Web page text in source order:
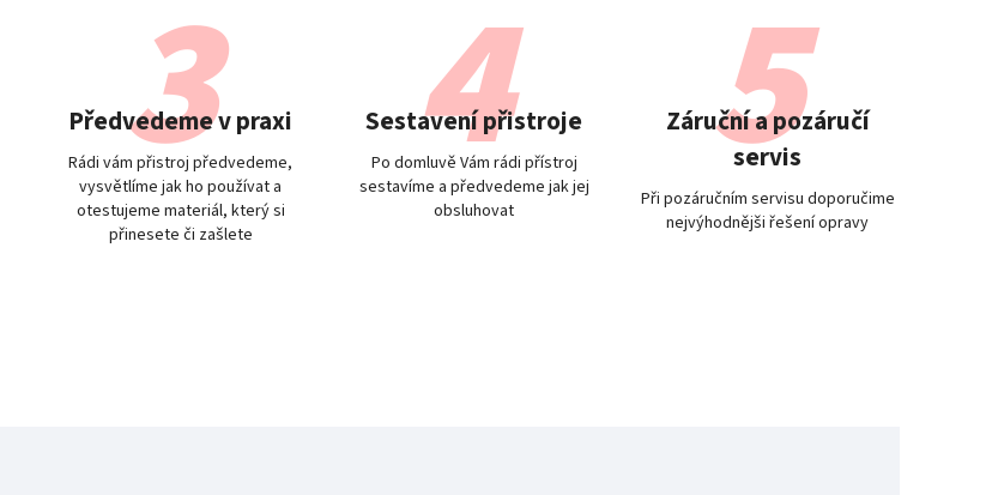
Předvedeme v praxi
Rádi vám přistroj předvedeme,
vysvětlíme jak ho používat a
otestujeme materiál, který si
přinesete či zašlete
Sestavení přistroje
Po domluvě Vám rádi přístroj
sestavíme a předvedeme jak jej
obsluhovat
Záruční a pozáručí
servis
Při pozáručním servisu doporučime
nejvýhodnějši řešení opravy